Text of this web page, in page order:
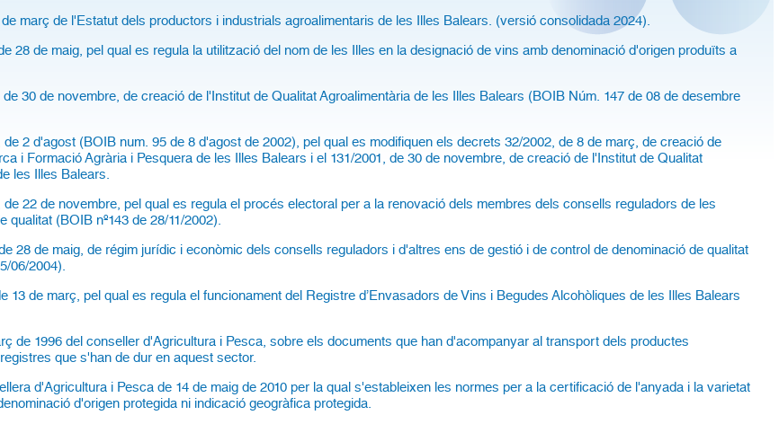
de març de l'Estatut dels productors i industrials agroalimentaris de les Illes Balears. (versió consolidada 2024).
28 de maig, pel qual es regula la utilització del nom de les Illes en la designació de vins amb denominació d'origen produïts a
de 30 de novembre, de creació de l'Institut de Qualitat Agroalimentària de les Illes Balears (BOIB Núm. 147 de 08 de desembre
de 2 d'agost (BOIB num. 95 de 8 d'agost de 2002), pel qual es modifiquen els decrets 32/2002, de 8 de març, de creació de
i Formació Agrària i Pesquera de les Illes Balears i el 131/2001, de 30 de novembre, de creació de l'Institut de Qualitat
les Illes Balears.
de 22 de novembre, pel qual es regula el procés electoral per a la renovació dels membres dels consells reguladors de les
qualitat (BOIB nº143 de 28/11/2002).
28 de maig, de régim jurídic i econòmic dels consells reguladors i d'altres ens de gestió i de control de denominació de qualitat
06/2004).
13 de març, pel qual es regula el funcionament del Registre d’Envasadors de Vins i Begudes Alcohòliques de les Illes Balears
de 1996 del conseller d'Agricultura i Pesca, sobre els documents que han d'acompanyar al transport dels productes
que s'han de dur en aquest sector.
d'Agricultura i Pesca de 14 de maig de 2010 per la qual s'estableixen les normes per a la certificació de l'anyada i la varietat
d'origen protegida ni indicació geogràfica protegida.